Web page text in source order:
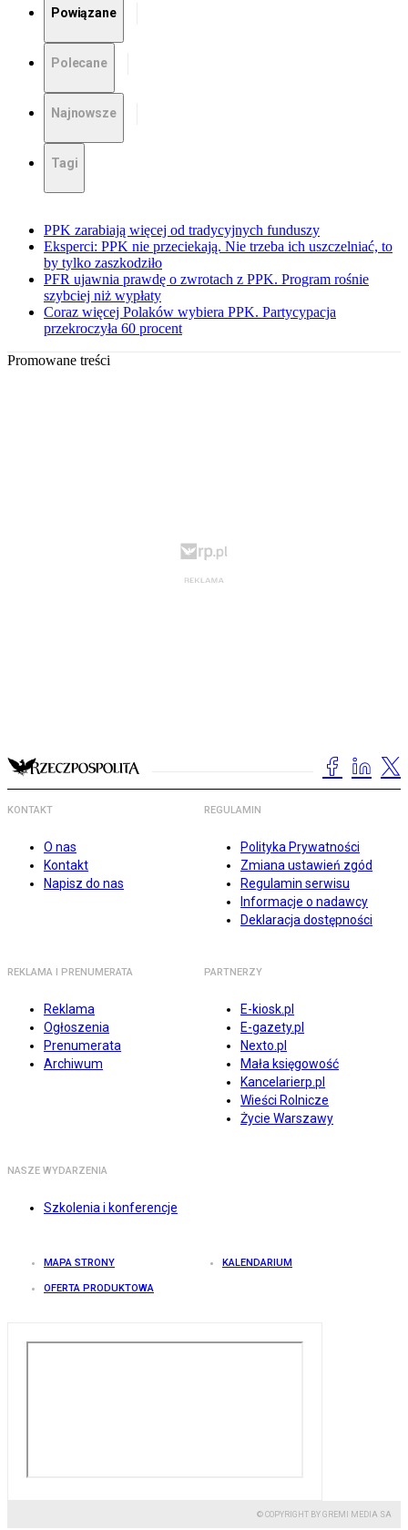
Powiązane
Polecane
Najnowsze
Tagi
PPK zarabiają więcej od tradycyjnych funduszy
Eksperci: PPK nie przeciekają. Nie trzeba ich uszczelniać, to
by tylko zaszkodziło
PFR ujawnia prawdę o zwrotach z PPK. Program rośnie
szybciej niż wypłaty
Coraz więcej Polaków wybiera PPK. Partycypacja
przekroczyła 60 procent
Promowane treści
KONTAKT
O nas
Kontakt
Napisz do nas
REGULAMIN
Polityka Prywatności
Zmiana ustawień zgód
Regulamin serwisu
Informacje o nadawcy
Deklaracja dostępności
REKLAMA I PRENUMERATA
Reklama
Ogłoszenia
Prenumerata
Archiwum
PARTNERZY
E-kiosk.pl
E-gazety.pl
Nexto.pl
Mała księgowość
Kancelarierp.pl
Wieści Rolnicze
Życie Warszawy
NASZE WYDARZENIA
Szkolenia i konferencje
MAPA STRONY KALENDARIUM
OFERTA PRODUKTOWA
© COPYRIGHT BY GREMI MEDIA SA